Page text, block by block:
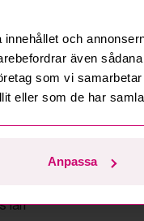
och
även
som vi
eller som de har
Anpassa
Köparen ansvarar
transport och
för mer information:
län